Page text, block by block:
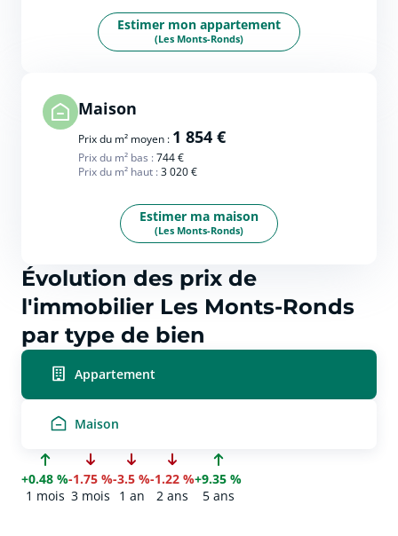
Estimer mon appartement
(Les Monts-Ronds)
Maison
Prix du m² moyen : 1 854 €
Prix du m² bas :744 €
Prix du m² haut :3 020 €
Estimer ma maison
(Les Monts-Ronds)
Évolution des prix de
l'immobilier Les Monts-Ronds
par type de bien
Appartement
Maison
+0.48 %
1 mois
-1.75 %
3 mois
-3.5 %
1 an
-1.22 %
2 ans
+9.35 %
5 ans